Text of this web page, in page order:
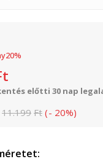
20%
előtti 30 nap
11.199 Ft (- 20%)